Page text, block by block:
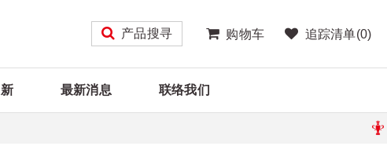
产品搜寻 购物车 追踪清单(0)
最新消息 联络我们